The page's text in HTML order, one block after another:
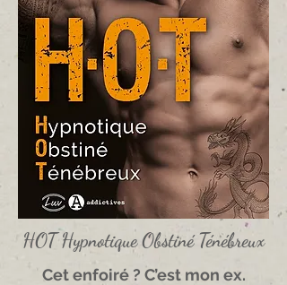
HOT Hypnotique Obstiné Ténébreux
Cet enfoiré ? C’est mon ex.